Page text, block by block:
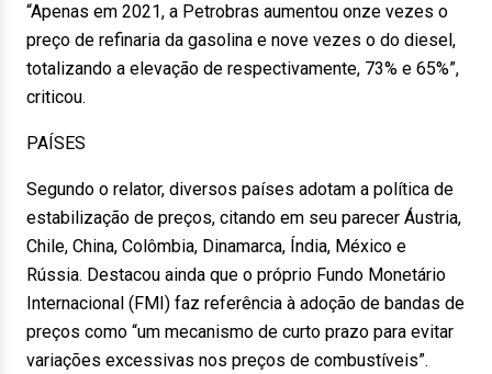
“Apenas em 2021, a Petrobras aumentou onze vezes o
preço de refinaria da gasolina e nove vezes o do diesel,
totalizando a elevação de respectivamente, 73% e 65%”,
criticou.
PAÍSES
Segundo o relator, diversos países adotam a política de
estabilização de preços, citando em seu parecer Áustria,
Chile, China, Colômbia, Dinamarca, Índia, México e
Rússia. Destacou ainda que o próprio Fundo Monetário
Internacional (FMI) faz referência à adoção de bandas de
preços como “um mecanismo de curto prazo para evitar
variações excessivas nos preços de combustíveis”.